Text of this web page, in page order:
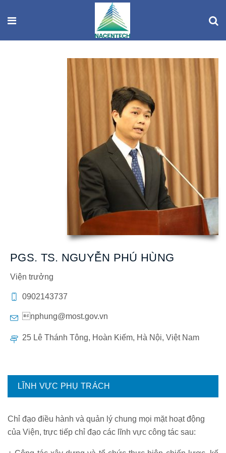
PGS. TS. NGUYỄN PHÚ HÙNG
Viện trưởng
0902143737
nphung@most.gov.vn
25 Lê Thánh Tông, Hoàn Kiếm, Hà Nội, Việt Nam
LĨNH VỰC PHỤ TRÁCH
Chỉ đạo điều hành và quản lý chung mọi mặt hoạt động
của Viện, trực tiếp chỉ đạo các lĩnh vực công tác sau: